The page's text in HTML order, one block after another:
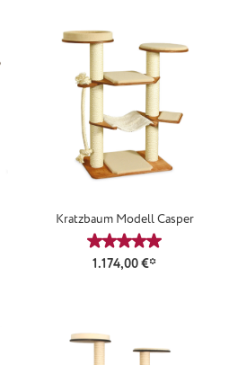
Bewertung von 5 von 5 Sternen
Kratzbaum Modell Casper
Durchschnittliche
1.174,00 €*